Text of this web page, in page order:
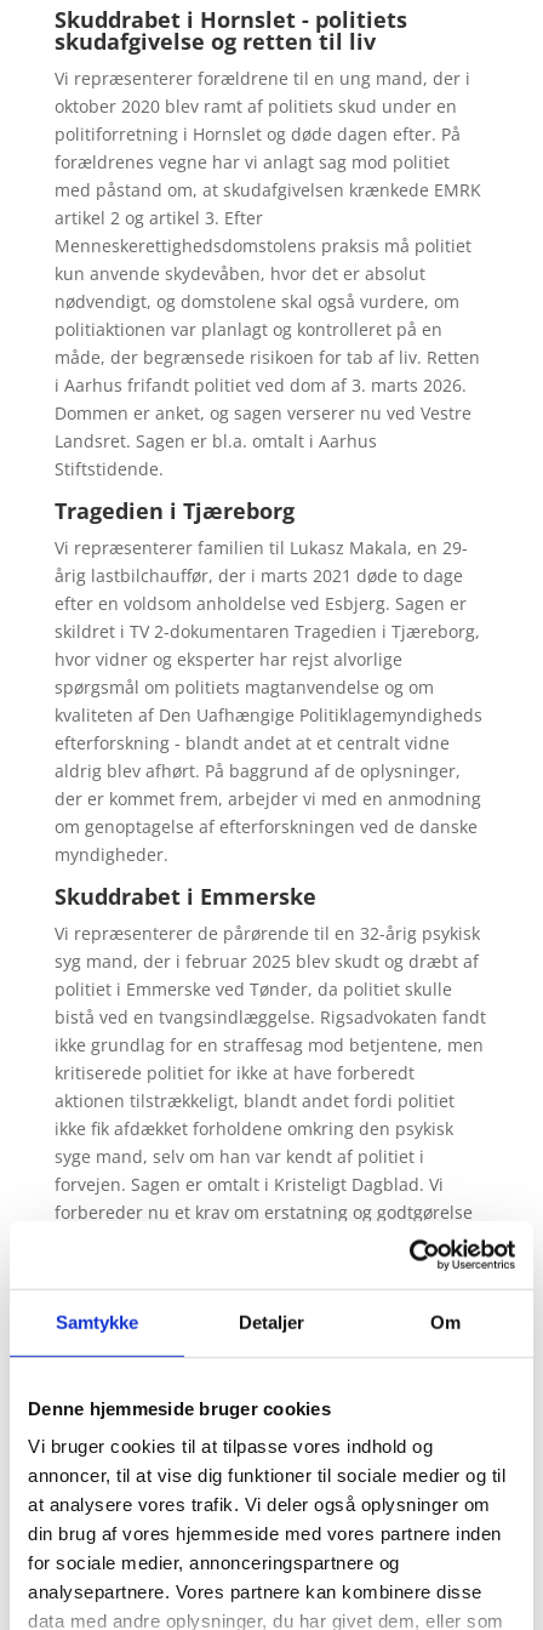
Samtykke Detaljer Om
Denne hjemmeside bruger cookies
Vi bruger cookies til at tilpasse vores indhold og
annoncer, til at vise dig funktioner til sociale medier og til
at analysere vores trafik. Vi deler også oplysninger om
din brug af vores hjemmeside med vores partnere inden
for sociale medier, annonceringspartnere og
analysepartnere. Vores partnere kan kombinere disse
data med andre oplysninger, du har givet dem, eller som
Skuddrabet i Hornslet - politiets
skudafgivelse og retten til liv
Vi repræsenterer forældrene til en ung mand, der i
oktober 2020 blev ramt af politiets skud under en
politiforretning i Hornslet og døde dagen efter. På
forældrenes vegne har vi anlagt sag mod politiet
med påstand om, at skudafgivelsen krænkede EMRK
artikel 2 og artikel 3. Efter
Menneskerettighedsdomstolens praksis må politiet
kun anvende skydevåben, hvor det er absolut
nødvendigt, og domstolene skal også vurdere, om
politiaktionen var planlagt og kontrolleret på en
måde, der begrænsede risikoen for tab af liv. Retten
i Aarhus frifandt politiet ved dom af 3. marts 2026.
Dommen er anket, og sagen verserer nu ved Vestre
Landsret. Sagen er bl.a. omtalt i Aarhus
Stiftstidende.
Tragedien i Tjæreborg
Vi repræsenterer familien til Lukasz Makala, en 29-
årig lastbilchauffør, der i marts 2021 døde to dage
efter en voldsom anholdelse ved Esbjerg. Sagen er
skildret i TV 2-dokumentaren Tragedien i Tjæreborg,
hvor vidner og eksperter har rejst alvorlige
spørgsmål om politiets magtanvendelse og om
kvaliteten af Den Uafhængige Politiklagemyndigheds
efterforskning - blandt andet at et centralt vidne
aldrig blev afhørt. På baggrund af de oplysninger,
der er kommet frem, arbejder vi med en anmodning
om genoptagelse af efterforskningen ved de danske
myndigheder.
Skuddrabet i Emmerske
Vi repræsenterer de pårørende til en 32-årig psykisk
syg mand, der i februar 2025 blev skudt og dræbt af
politiet i Emmerske ved Tønder, da politiet skulle
bistå ved en tvangsindlæggelse. Rigsadvokaten fandt
ikke grundlag for en straffesag mod betjentene, men
kritiserede politiet for ikke at have forberedt
aktionen tilstrækkeligt, blandt andet fordi politiet
ikke fik afdækket forholdene omkring den psykisk
syge mand, selv om han var kendt af politiet i
forvejen. Sagen er omtalt i Kristeligt Dagblad. Vi
forbereder nu et krav om erstatning og godtgørelse
Principielle sager for Højesteret
En sag kan kun ankes til Højesteret, hvis
etablering i september 2024 har vi fået seks sager
• AI-genereret børnepornografi - om strafudmålingen
i den første danske sag af sin art.
• Manglende vejledning ved beslaglæggelse - om
konsekvensen af, at politiet ikke vejleder korrekt i
forbindelse med beslaglæggelse.
• Kravet om lægeerklæring ved prøvelse af